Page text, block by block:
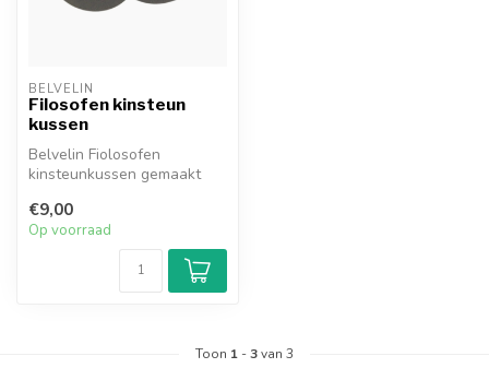
BELVELIN
Filosofen kinsteun
kussen
Belvelin Fiolosofen
kinsteunkussen gemaakt
schuimmateriaal.
€9,00
Op voorraad
Toon 1 -3van 3